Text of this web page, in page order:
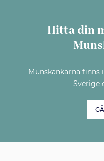
Hitta din
Munskänkarna finns
Sverige